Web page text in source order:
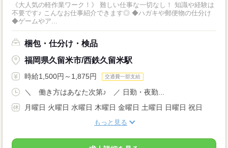
《大人気の軽作業ワーク！》 難しい仕事な一切なし！ 知識や経験は
不要です♪ こんなお仕事紹介できます◎ ◆ハガキや郵便物の仕分け
◆ゲームやア...
梱包・仕分け・検品
福岡県久留米市/西鉄久留米駅
時給1,500円～1,875円 交通費一部支給
＼ 働き方はあなた次第♪ ／ 日勤・夜勤...
月曜日 火曜日 水曜日 木曜日 金曜日 土曜日 日曜日 祝日
もっと見る